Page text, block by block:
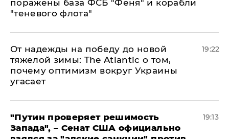
поражены база ФСБ "Феня" и корабли
"теневого флота"
От надежды на победу до новой
тяжелой зимы: The Atlantic о том,
почему оптимизм вокруг Украины
угасает
19:22
"Путин проверяет решимость
Запада", – Сенат США официально
19:13